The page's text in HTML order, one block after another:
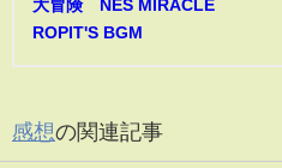
大冒険 NES MIRACLE
ROPIT'S BGM
感想の関連記事